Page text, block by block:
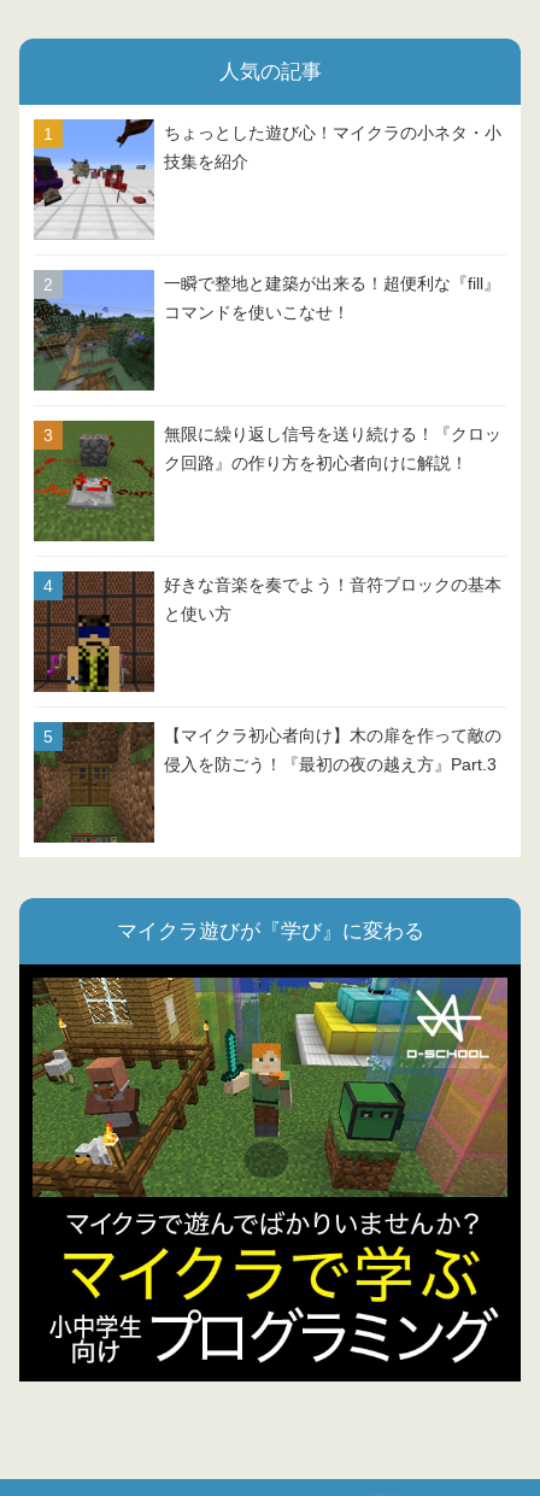
人気の記事
ちょっとした遊び心！マイクラの小ネタ・小
技集を紹介
一瞬で整地と建築が出来る！超便利な『fill』
コマンドを使いこなせ！
無限に繰り返し信号を送り続ける！『クロッ
ク回路』の作り方を初心者向けに解説！
好きな音楽を奏でよう！音符ブロックの基本
と使い方
【マイクラ初心者向け】木の扉を作って敵の
侵入を防ごう！『最初の夜の越え方』Part.3
マイクラ遊びが『学び』に変わる